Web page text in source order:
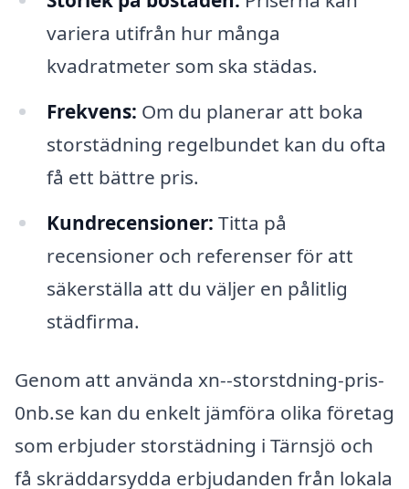
variera utifrån hur många
kvadratmeter som ska städas.
Frekvens: Om du planerar att boka
storstädning regelbundet kan du ofta
få ett bättre pris.
Kundrecensioner: Titta på
recensioner och referenser för att
säkerställa att du väljer en pålitlig
städfirma.
Genom att använda xn--storstdning-pris-
0nb.se kan du enkelt jämföra olika företag
som erbjuder storstädning i Tärnsjö och
få skräddarsydda erbjudanden från lokala